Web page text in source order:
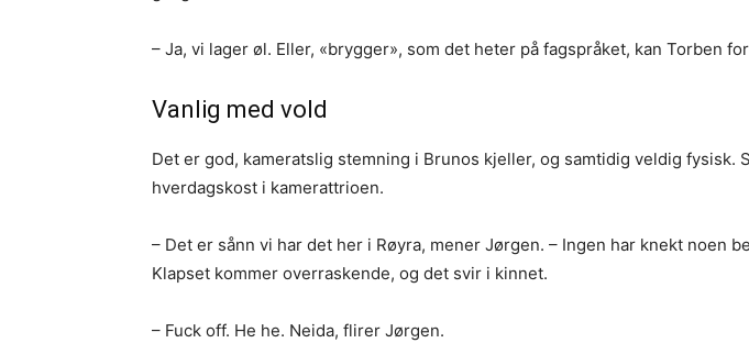
– Ja, vi lager øl. Eller, «brygger», som det heter på fagspråket, kan Torben
Vanlig med vold
Det er god, kameratslig stemning i Brunos kjeller, og samtidig veldig
hverdagskost i kamerattrioen.
– Det er sånn vi har det her i Røyra, mener Jørgen. – Ingen har knekt noen
Klapset kommer overraskende, og det svir i kinnet.
– Fuck off. He he. Neida, flirer Jørgen.